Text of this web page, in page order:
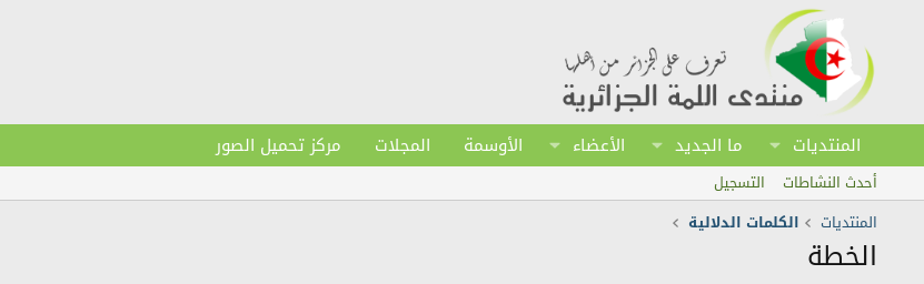
المنتديات ما الجديد الأعضاء الأوسمة المجلات مركز تحميل الصور
أحدث النشاطات
التسجيل
المنتديات
الكلمات الدلالية
الخطة